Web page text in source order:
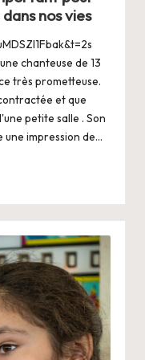
nos vies
chanteuse de 13
très prometteuse.
et que
petite salle . Son
une impression de…